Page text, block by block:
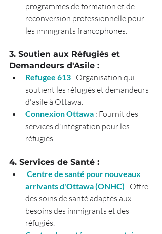
programmes de formation et de
reconversion professionnelle pour
les immigrants francophones.
3. Soutien aux Réfugiés et
Demandeurs d'Asile :
Refugee 613 : Organisation qui
soutient les réfugiés et demandeurs
d'asile à Ottawa.
Connexion Ottawa : Fournit des
services d'intégration pour les
réfugiés.
4. Services de Santé :
Centre de santé pour nouveaux
arrivants d'Ottawa (ONHC) : Offre
des soins de santé adaptés aux
besoins des immigrants et des
réfugiés.